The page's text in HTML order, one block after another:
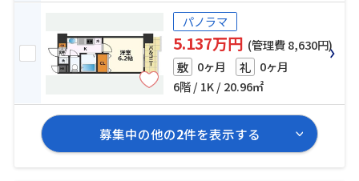
パノラマ
5.137万円 (管理費 8,630円)
敷 0ヶ月 礼 0ヶ月
6階 / 1K / 20.96㎡
募集中の他の2件を表示する